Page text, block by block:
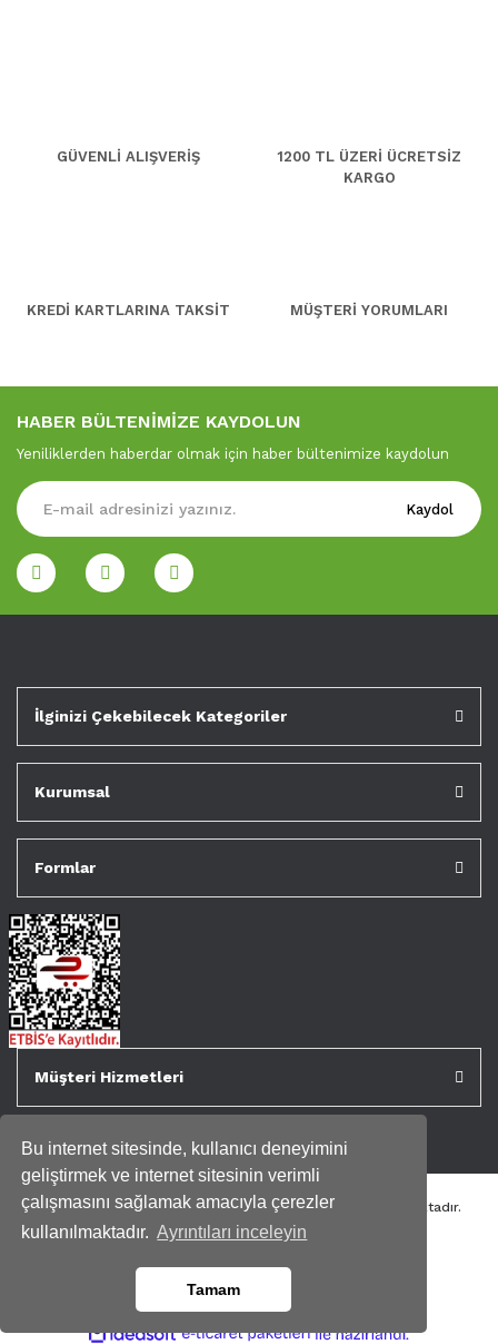
Bu internet sitesinde, kullanıcı deneyimini
geliştirmek ve internet sitesinin verimli
çalışmasını sağlamak amacıyla çerezler
kullanılmaktadır. Ayrıntıları inceleyin
Tamam
GÜVENLİ ALIŞVERİŞ
1200 TL ÜZERİ ÜCRETSİZ
KARGO
KREDİ KARTLARINA TAKSİT MÜŞTERİ YORUMLARI
HABER BÜLTENİMİZE KAYDOLUN
Yeniliklerden haberdar olmak için haber bültenimize kaydolun
Kaydol
İlginizi Çekebilecek Kategoriler
Kurumsal
Formlar
Müşteri Hizmetleri
Tüm kredi kartı bilgileriniz 256bit SSL Sertifikası ile korunmaktadır.
Genispencere.com Tüm Hakları Saklıdır.
ideasoft e- ile